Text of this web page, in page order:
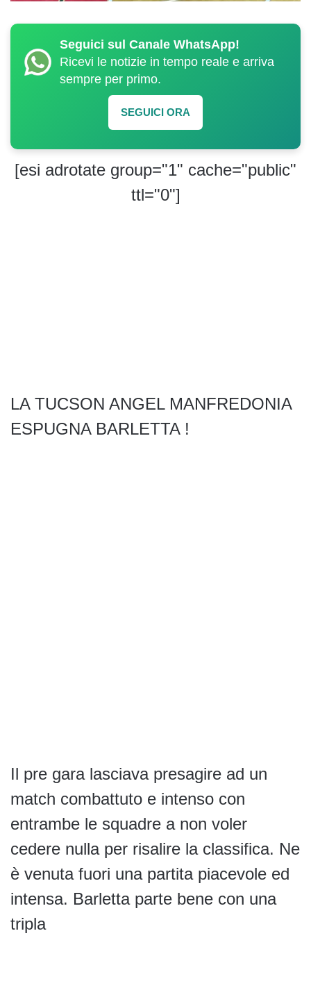
Seguici sul Canale WhatsApp!
Ricevi le notizie in tempo reale e arriva
sempre per primo.
SEGUICI ORA
[esi adrotate group="1" cache="public"
ttl="0"]
LA TUCSON ANGEL MANFREDONIA
ESPUGNA BARLETTA !
Il pre gara lasciava presagire ad un
match combattuto e intenso con
entrambe le squadre a non voler
cedere nulla per risalire la classifica. Ne
è venuta fuori una partita piacevole ed
intensa. Barletta parte bene con una
tripla